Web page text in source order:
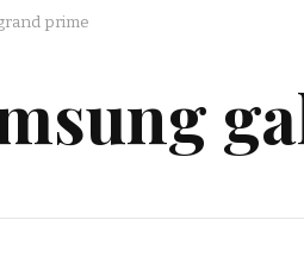
prime